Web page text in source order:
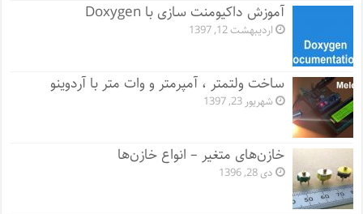
آموزش داکیومنت سازی با Doxygen
اردیبهشت 12, 1397
ساخت ولتمتر ، آمپرمتر و وات متر با آردوینو
شهریور 23, 1397
خازن‌های متغیر – انواع خازن‌ها
دی 28, 1396